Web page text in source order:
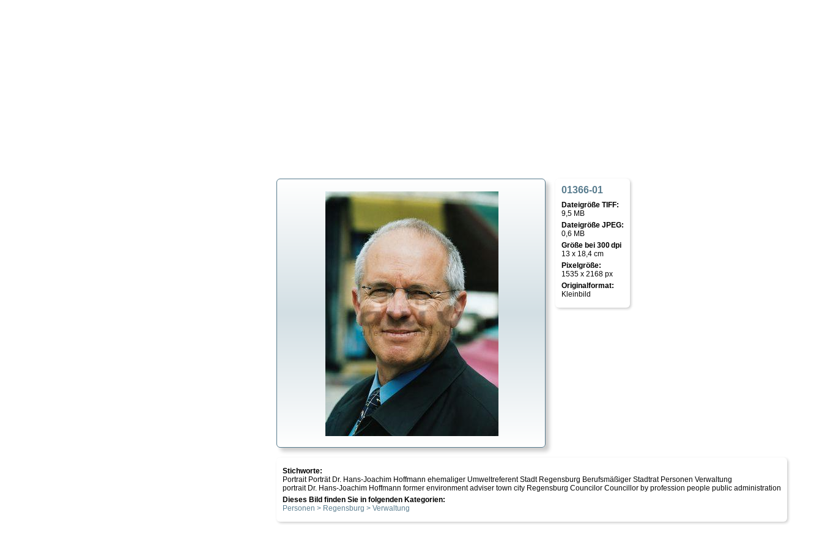
01366-01
Dateigröße TIFF:
9,5 MB
Dateigröße JPEG:
0,6 MB
Größe bei 300 dpi
13 x 18,4 cm
Pixelgröße:
1535 x 2168 px
Originalformat:
Kleinbild
Stichworte:
Portrait Porträt Dr. Hans-Joachim Hoffmann ehemaliger Umweltreferent Stadt Regensburg Berufsmäßiger Stadtrat Personen Verwaltung
portrait Dr. Hans-Joachim Hoffmann former environment adviser town city Regensburg Councilor Councillor by profession people public administration
Dieses Bild finden Sie in folgenden Kategorien:
Personen > Regensburg > Verwaltung